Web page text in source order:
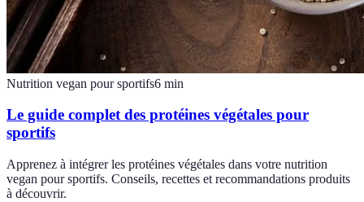
Nutrition vegan pour sportifs6 min
Le guide complet des protéines végétales pour
sportifs
Apprenez à intégrer les protéines végétales dans votre nutrition
vegan pour sportifs. Conseils, recettes et recommandations produits
à découvrir.